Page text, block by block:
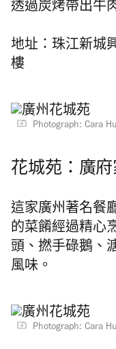
透過炭烤帶出牛
地址：珠江新城
樓
Photograph: Cara
花城苑：廣
這家廣州著名餐
的菜餚經過精心
頭、撚手碌鵝、
風味。
Photograph: Cara